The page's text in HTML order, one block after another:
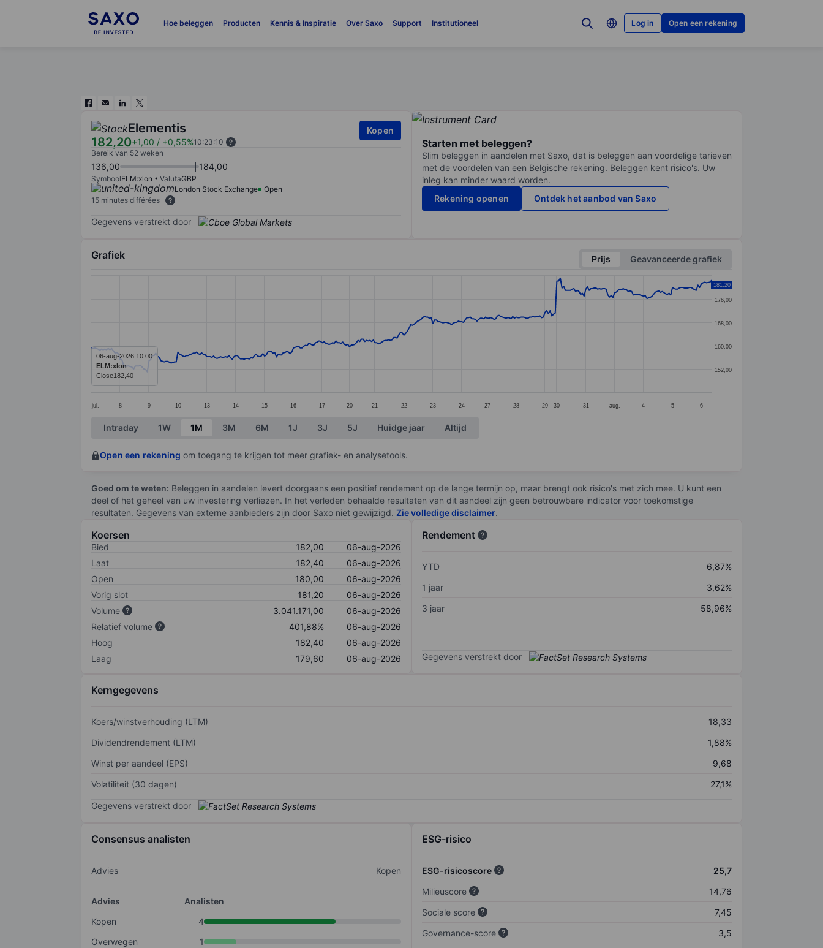
Hoe beleggen Producten Kennis & Inspiratie Over Saxo Support Institutioneel Log in Open een rekening
Elementis
182,20+1,00 / +0,55%10:23:10
Kopen
Bereik van 52 weken
136,00 184,00
SymboolELM:xlon ValutaGBP
London Stock Exchange
Open
15 minutes différées
Gegevens verstrekt door
Starten met beleggen?
Slim beleggen in aandelen met Saxo, dat is beleggen aan voordelige tarieven
met de voordelen van een Belgische rekening. Beleggen kent risico's. Uw
inleg kan minder waard worden.
Rekening openen
Ontdek het aanbod van Saxo
Grafiek Prijs
Geavanceerde grafiek
The chart has 1 Y axis displaying values. Data ranges from 151 to 183.2.
jul. 8 9 10 13 14 15 16 17 20 21 22 23 24 27 28 29 30 31 aug. 4 5 6
152,00
160,00
168,00
176,00
181,20
06-aug-2026 10:00
ELM:xlon
Close182,40
End of interactive chart.
Intraday 1W 1M 3M 6M 1J 3J 5J Huidge jaar Altijd
Open een rekening om toegang te krijgen tot meer grafiek- en analysetools.
Goed om te weten: Beleggen in aandelen levert doorgaans een positief rendement op de lange termijn op, maar brengt ook risico's met zich mee. U kunt een
deel of het geheel van uw investering verliezen. In het verleden behaalde resultaten van dit aandeel zijn geen betrouwbare indicator voor toekomstige
resultaten. Gegevens van externe aanbieders zijn door Saxo niet gewijzigd. Zie volledige disclaimer.
Koersen
Bied 182,00
06-aug-2026
Laat
182,40
06-aug-2026
Open
180,00
06-aug-2026
Vorig slot
181,20
06-aug-2026
Volume
3.041.171,00
06-aug-2026
Relatief volume
401,88%
06-aug-2026
Hoog
182,40
06-aug-2026
Laag
179,60 06-aug-2026
Rendement
YTD
6,87%
1 jaar
3,62%
3 jaar
58,96%
Gegevens verstrekt door
Kerngegevens
Koers/winstverhouding (LTM)
18,33
Dividendrendement (LTM)
1,88%
Winst per aandeel (EPS)
9,68
Volatiliteit (30 dagen)
27,1%
Gegevens verstrekt door
Consensus analisten
Advies Kopen
Advies
Analisten
Kopen
4
Overwegen
1
ESG-risico
ESG-risicoscore
25,7
Milieuscore
14,76
Sociale score
7,45
Governance-score
3,5